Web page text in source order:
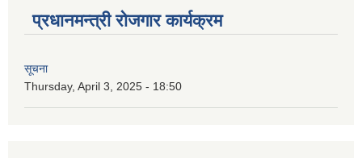
प्रधानमन्त्री रोजगार कार्यक्रम
सूचना
Thursday, April 3, 2025 - 18:50